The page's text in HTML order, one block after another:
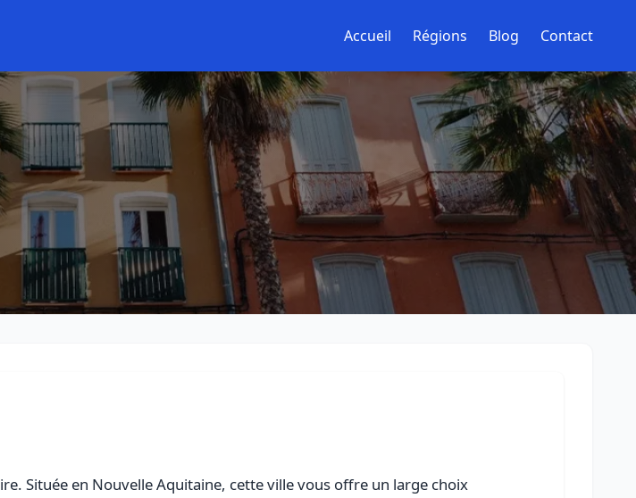
Accueil Régions Blog Contact
Située en Nouvelle Aquitaine, cette ville vous offre un large choix